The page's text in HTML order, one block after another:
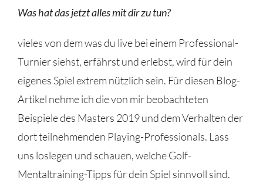
Was hat das jetzt alles mit dir zu tun?
vieles von dem was du live bei einem Professional-
Turnier siehst, erfährst und erlebst, wird für dein
eigenes Spiel extrem nützlich sein. Für diesen Blog-
Artikel nehme ich die von mir beobachteten
Beispiele des Masters 2019 und dem Verhalten der
dort teilnehmenden Playing-Professionals. Lass
uns loslegen und schauen, welche Golf-
Mentaltraining-Tipps für dein Spiel sinnvoll sind.